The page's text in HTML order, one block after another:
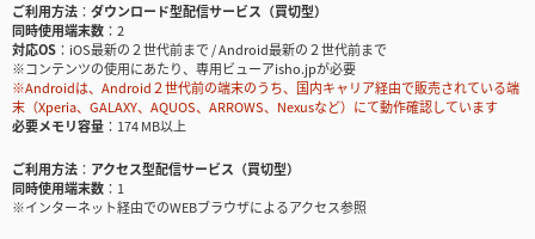
ご利用方法
ダウンロード型配信サービス（買切型）
同時使用端末数
2
対応OS
iOS最新の２世代前まで / Android最新の２世代前まで
※コンテンツの使用にあたり、専用ビューアisho.jpが必要
※Androidは、Android２世代前の端末のうち、国内キャリア経由で販売されている端
末（Xperia、GALAXY、AQUOS、ARROWS、Nexusなど）にて動作確認しています
必要メモリ容量
174 MB以上
ご利用方法
アクセス型配信サービス（買切型）
同時使用端末数
1
※インターネット経由でのWEBブラウザによるアクセス参照